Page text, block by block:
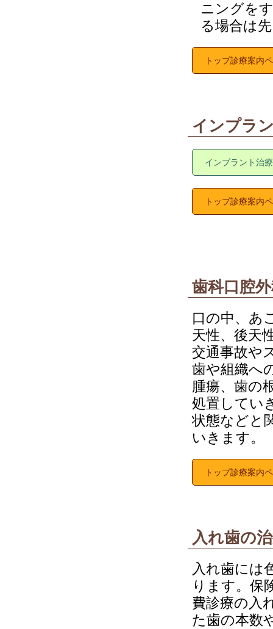
ニングを
る場合は
トップ診療案内
インプラ
インプラント治
トップ診療案内
歯科口腔
口の中、あ
天性、後天
交通事故や
歯や組織へ
腫瘍、歯の
処置してい
状態などと
いきます。
トップ診療案内
入れ歯の
入れ歯には
ります。保
費診療の入
た歯の本数